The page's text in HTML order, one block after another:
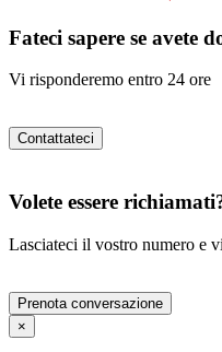
Fateci sapere se avete
Vi risponderemo entro 24 ore
Contattateci
Volete essere
Lasciateci il vostro numero e
Prenota conversazione
×